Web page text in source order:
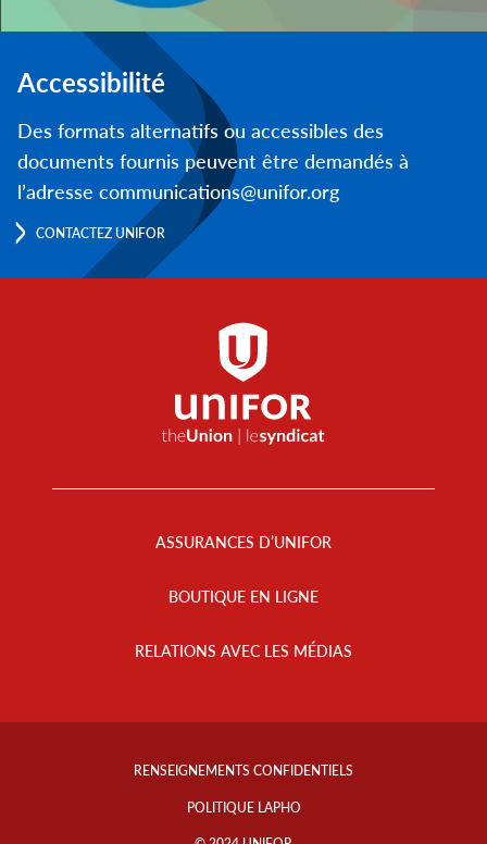
Accessibilité
Des formats alternatifs ou accessibles des
documents fournis peuvent être demandés à
l’adresse communications@unifor.org
CONTACTEZ UNIFOR
ASSURANCES D’UNIFOR
BOUTIQUE EN LIGNE
RELATIONS AVEC LES MÉDIAS
Footer
RENSEIGNEMENTS CONFIDENTIELS
POLITIQUE LAPHO